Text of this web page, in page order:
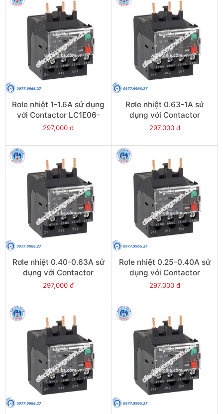
Rơle nhiệt 1-1.6A sử dụng
với Contactor LC1E06-
E38 - Model LRE06
297,000 đ
Rơle nhiệt 0.63-1A sử
dụng với Contactor
LC1E06-E38 - Model
297,000 đ
Rơle nhiệt 0.40-0.63A sử
dụng với Contactor
LC1E06-E38 - Model
297,000 đ
Rơle nhiệt 0.25-0.40A sử
dụng với Contactor
LC1E06-E38 - Model
297,000 đ